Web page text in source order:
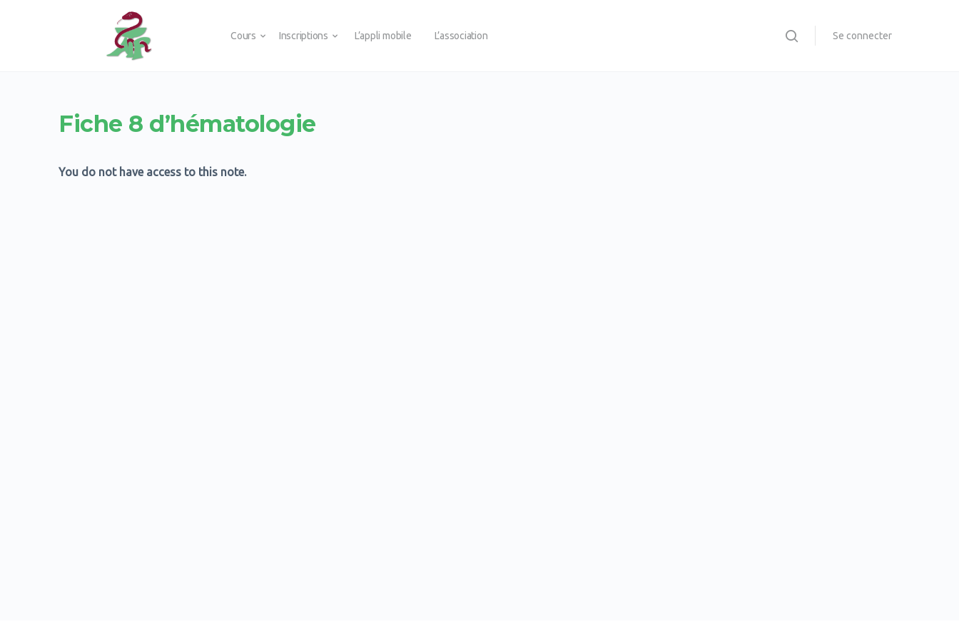
Cours Inscriptions L’appli mobile L’association Se connecter
Fiche 8 d’hématologie
You do not have access to this note.